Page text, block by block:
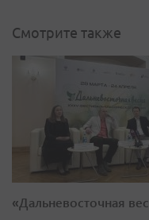
Смотрите также
«Дальневосточная